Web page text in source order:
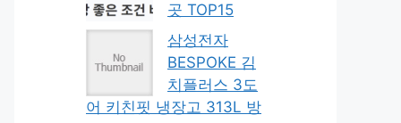
곳 TOP15
삼성전자
BESPOKE 김
치플러스 3도
어 키친핏 냉장고 313L 방